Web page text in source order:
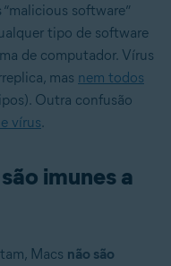
software”
tipo de software
de computador. Vírus
mas nem todos
Outra confusão
vírus.
imunes a
Macs não são